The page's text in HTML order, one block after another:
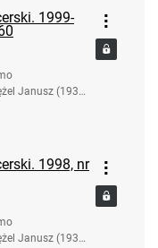
1999-
Janusz (1936-
1998, nr
Janusz (1936-